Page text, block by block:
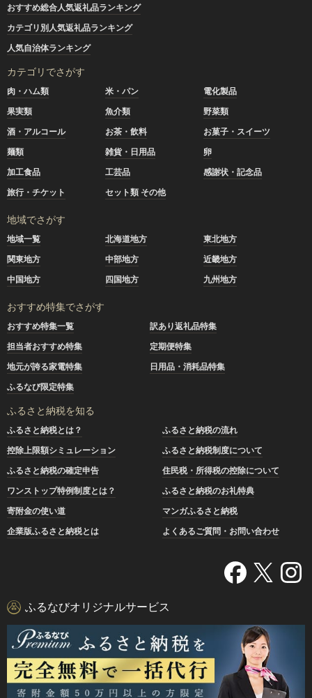
おすすめ総合人気返礼品ランキング
カテゴリ別人気返礼品ランキング
人気自治体ランキング
カテゴリでさがす
肉・ハム類 米・パン
電化製品
果実類
魚介類
野菜類
酒・アルコール
お茶・飲料
お菓子・スイーツ
麺類
雑貨・日用品
卵
加工食品
工芸品
感謝状・記念品
旅行・チケット
セット類 その他
地域でさがす
地域一覧 北海道地方
東北地方
関東地方
中部地方
近畿地方
中国地方
四国地方 九州地方
おすすめ特集でさがす
おすすめ特集一覧
訳あり返礼品特集
担当者おすすめ特集
定期便特集
地元が誇る家電特集
日用品・消耗品特集
ふるなび限定特集
ふるさと納税を知る
ふるさと納税とは？
ふるさと納税の流れ
控除上限額シミュレーション
ふるさと納税制度について
ふるさと納税の確定申告
住民税・所得税の控除について
ワンストップ特例制度とは？
ふるさと納税のお礼特典
寄附金の使い道
マンガふるさと納税
企業版ふるさと納税とは
よくあるご質問・お問い合わせ
ふるなびオリジナルサービス